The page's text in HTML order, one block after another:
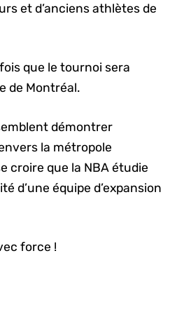
et d’anciens athlètes de
que le tournoi sera
de Montréal.
démontrer
la métropole
croire que la NBA étudie
d’une équipe d’expansion
force !